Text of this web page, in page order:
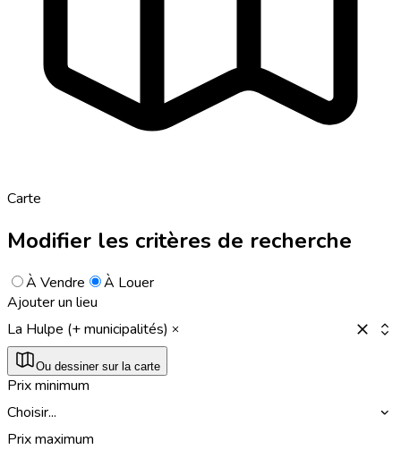
Carte
Modifier les critères de recherche
À Vendre
À Louer
Ajouter un lieu
La Hulpe (+ municipalités)
Ou dessiner sur la carte
Prix minimum
Choisir...
Prix maximum